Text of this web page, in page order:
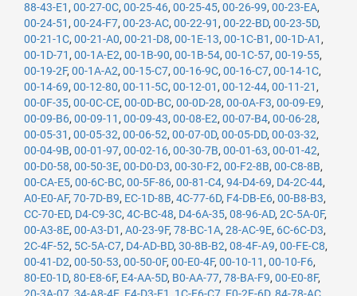
88-43-E1 , 00-27-0C, 00-25-46, 00-25-45, 00-26-99, 00-23-EA,
00-24-51 , 00-24-F7, 00-23-AC, 00-22-91 , 00-22-BD, 00-23-5D,
00-21-1C, 00-21-A0, 00-21-D8, 00-1E-13, 00-1C-B1 , 00-1D-A1 ,
00-1D-71 , 00-1A-E2, 00-1B-90, 00-1B-54, 00-1C-57, 00-19-55,
00-19-2F, 00-1A-A2, 00-15-C7, 00-16-9C, 00-16-C7, 00-14-1C,
00-14-69, 00-12-80, 00-11-5C, 00-12-01 , 00-12-44, 00-11-21 ,
00-0F-35, 00-0C-CE, 00-0D-BC, 00-0D-28, 00-0A-F3, 00-09-E9,
00-09-B6, 00-09-11 , 00-09-43, 00-08-E2, 00-07-B4, 00-06-28,
00-05-31 , 00-05-32, 00-06-52, 00-07-0D, 00-05-DD, 00-03-32,
00-04-9B, 00-01-97, 00-02-16, 00-30-7B, 00-01-63, 00-01-42,
00-D0-58, 00-50-3E, 00-D0-D3, 00-30-F2, 00-F2-8B, 00-C8-8B,
00-CA-E5, 00-6C-BC, 00-5F-86, 00-81-C4, 94-D4-69, D4-2C-44,
A0-E0-AF, 70-7D-B9, EC-1D-8B, 4C-77-6D, F4-DB-E6, 00-B8-B3,
CC-70-ED, D4-C9-3C, 4C-BC-48, D4-6A-35, 08-96-AD, 2C-5A-0F,
00-A3-8E, 00-A3-D1 , A0-23-9F, 78-BC-1A, 28-AC-9E, 6C-6C-D3,
2C-4F-52, 5C-5A-C7, D4-AD-BD, 30-8B-B2, 08-4F-A9, 00-FE-C8,
00-41-D2, 00-50-53, 00-50-0F, 00-E0-4F, 00-10-11 , 00-10-F6,
80-E0-1D, 80-E8-6F, E4-AA-5D, B0-AA-77, 78-BA-F9, 00-E0-8F,